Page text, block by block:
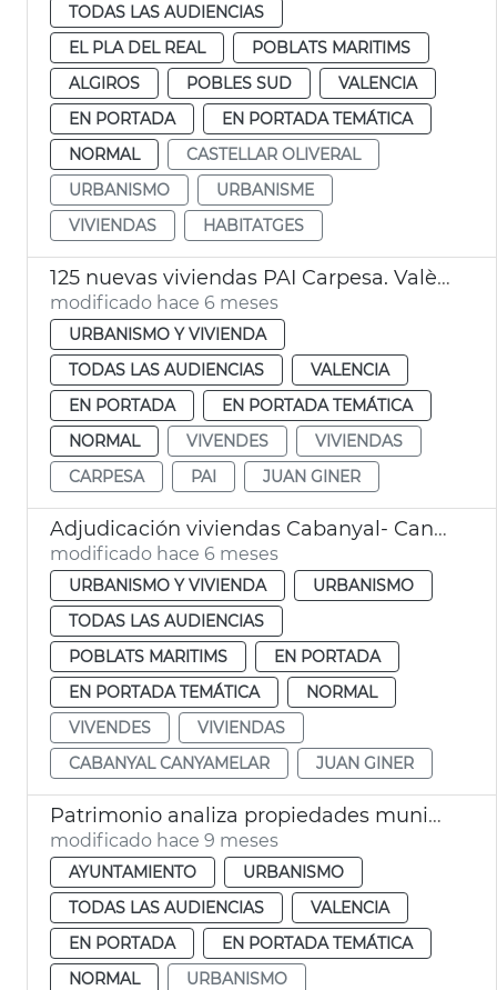
TODAS LAS AUDIENCIAS
EL PLA DEL REAL
POBLATS MARITIMS
ALGIROS
POBLES SUD
VALENCIA
EN PORTADA
EN PORTADA TEMÁTICA
NORMAL
CASTELLAR OLIVERAL
URBANISMO
URBANISME
VIVIENDAS
HABITATGES
125 nuevas viviendas PAI Carpesa. València
modificado hace 6 meses
URBANISMO Y VIVIENDA
TODAS LAS AUDIENCIAS
VALENCIA
EN PORTADA
EN PORTADA TEMÁTICA
NORMAL
VIVENDES
VIVIENDAS
CARPESA
PAI JUAN GINER
Adjudicación viviendas Cabanyal- Canyamelar
modificado hace 6 meses
URBANISMO Y VIVIENDA
URBANISMO
TODAS LAS AUDIENCIAS
POBLATS MARITIMS
EN PORTADA
EN PORTADA TEMÁTICA
NORMAL
VIVENDES
VIVIENDAS
CABANYAL CANYAMELAR
JUAN GINER
Patrimonio analiza propiedades municipales para hacer viviendas
modificado hace 9 meses
AYUNTAMIENTO
URBANISMO
TODAS LAS AUDIENCIAS
VALENCIA
EN PORTADA
EN PORTADA TEMÁTICA
NORMAL
URBANISMO